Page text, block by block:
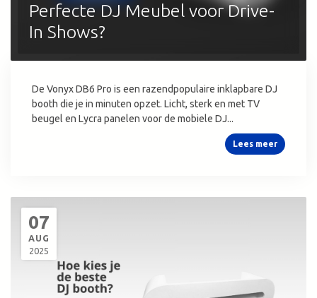
Perfecte DJ Meubel voor Drive-
In Shows?
De Vonyx DB6 Pro is een razendpopulaire inklapbare DJ
booth die je in minuten opzet. Licht, sterk en met TV
beugel en Lycra panelen voor de mobiele DJ...
Lees meer
07
AUG
2025